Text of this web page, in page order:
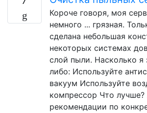
Короче говоря, моя
немного ... грязная.
сделана небольшая
некоторых системах
слой пыли. Насколько я
либо: Используйте
вакуум Используйте
компрессор Что
рекомендации по